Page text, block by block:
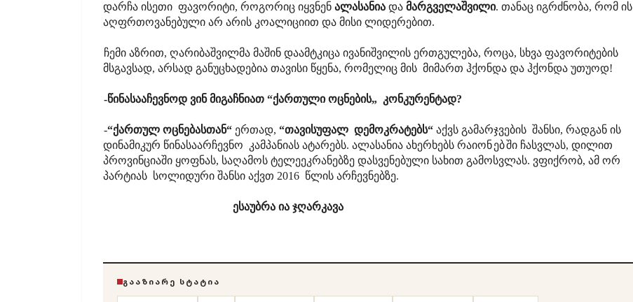
დარჩა ისეთი ფავორიტი, როგორიც იყვნენ ალასანია და მარგველაშვილი. თანაც იგრძნობა, რომ ის
აღფრთოვანებული არ არის კოალიციით და მისი ლიდერებით.
ჩემი აზრით, ღარიბაშვილმა მაშინ დაამტკიცა ივანიშვილის ერთგულება, როცა, სხვა ფავორიტების
მსგავსად, არსად განუცხადებია თავისი წყენა, რომელიც მის მიმართ ჰქონდა და ჰქონდა უთუოდ!
-წინასააჩევნოდ ვინ მიგაჩნიათ “ქართული ოცნების„ კონკურენტად?
-“ქართულ ოცნებასთან“ ერთად, “თავისუფალ დემოკრატებს“ აქვს გამარჯვების შანსი, რადგან ის
დინამიკურ წინასაარჩევნო კამპანიას ატარებს. ალასანია ახერხებს რაიონებში ჩასვლას, დილით
პროვინციაში ყოფნას, საღამოს ტელეეკრანებზე დასვენებული სახით გამოსვლას. ვფიქრობ, ამ ორ
პარტიას სოლიდური შანსი აქვთ 2016 წლის არჩევნებზე.
ესაუბრა ია ჯღარკავა
ᲒᲐᲐᲖᲘᲐᲠᲔ ᲡᲢᲐᲢᲘᲐ